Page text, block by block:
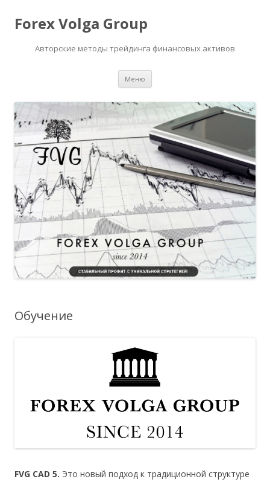
Forex Volga Group
Авторские методы трейдинга финансовых активов
Меню
Обучение
FVG CAD 5. Это новый подход к традиционной структуре